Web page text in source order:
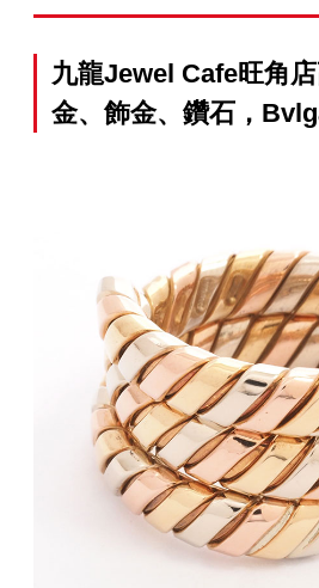
九龍Jewel Cafe旺角
金、飾金、鑽石，